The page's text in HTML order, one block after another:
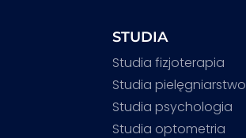
STUDIA
Studia fizjoterapia
Studia pielęgniarstwo
Studia psychologia
Studia optometria